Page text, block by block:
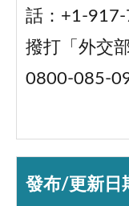
話：+1-
撥打「外交
0800-085-
發布/更新日